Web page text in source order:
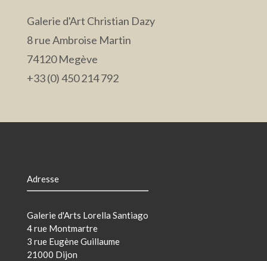
Galerie d'Art Christian Dazy
8 rue Ambroise Martin
74120 Megève
+33 (0) 450 214 792
Adresse
Galerie d'Arts Lorella Santiago
4 rue Montmartre
3 rue Eugène Guillaume
21000 Dijon